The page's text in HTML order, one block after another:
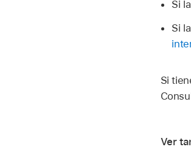
Si
Si
Si
Ver